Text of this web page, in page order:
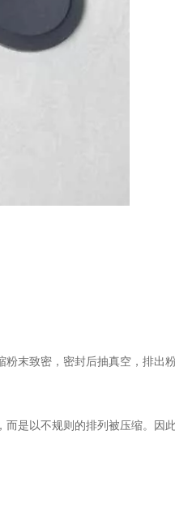
末致密，密封后抽真空，排出
是以不规则的排列被压缩。因